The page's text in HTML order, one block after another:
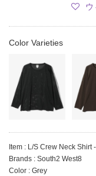
ウ
Color Varieties
Item : L/S Crew Neck Shirt
Brands : South2 West8
Color : Grey